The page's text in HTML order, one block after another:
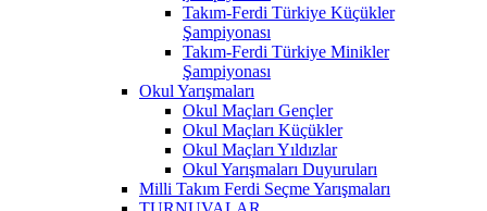
Takım-Ferdi Türkiye Küçükler
Şampiyonası
Takım-Ferdi Türkiye Minikler
Şampiyonası
Okul Yarışmaları
Okul Maçları Gençler
Okul Maçları Küçükler
Okul Maçları Yıldızlar
Okul Yarışmaları Duyuruları
Milli Takım Ferdi Seçme Yarışmaları